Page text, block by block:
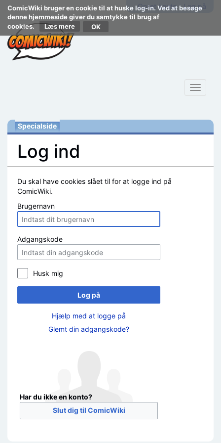
ComicWiki bruger en cookie til at huske log-in. Ved at besøge
denne hjemmeside giver du samtykke til brug af
cookies.
Læs mere
Opret konto Log på
Toggle
Specialside
Log ind
Du skal have cookies slået til for at logge ind på
ComicWiki.
Brugernavn
Adgangskode
Husk mig
Log på
Hjælp med at logge på
Glemt din adgangskode?
Har du ikke en konto?
Slut dig til ComicWiki